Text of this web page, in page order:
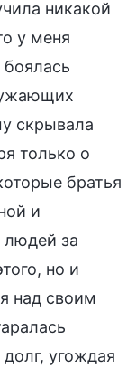
никакой
у меня
боялась
скрывала
только о
братья
и
людей за
но и
над своим
угождая